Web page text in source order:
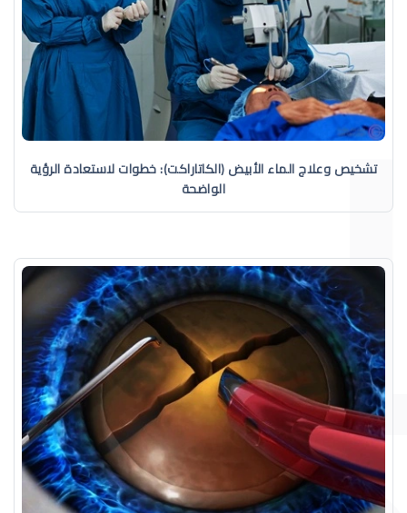
تشخيص وعلاج الماء الأبيض (الكاتاراكت): خطوات لاستعادة الرؤية
الواضحة